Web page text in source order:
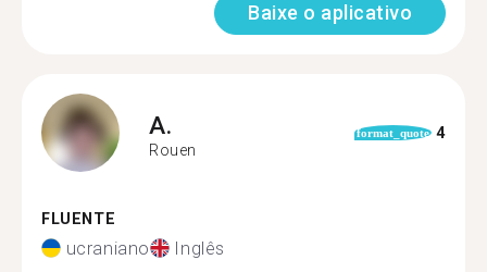
Baixe o aplicativo
A.
Rouen
format_quote 4
FLUENTE
ucraniano Inglês